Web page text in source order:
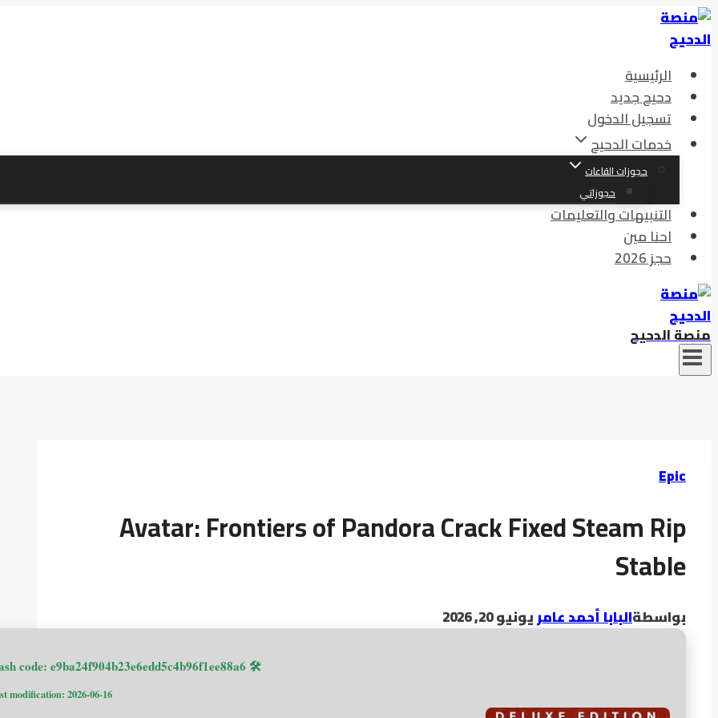
الرئيسية
دحيح جديد
تسجيل الدخول
خدمات الدحيح
حجوزات القاعات
حجوزاتي
التنبيهات والتعليمات
احنا مين
حجز 2026
منصة الدحيح
Epic
Avatar: Frontiers of Pandora Crack Fixed Steam Rip
Stable
بواسطةالبابا أحمد عامريونيو 20, 2026
🛠 Hash code: e9ba24f904b23e6edd5c4b96f1ee88a6
modification: 2026-06-16